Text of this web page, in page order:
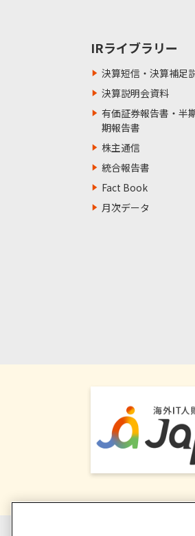
IRライブラリー
決算短信・決算補足
決算説明会資料
有価証券報告書・半
期報告書
株主通信
統合報告書
Fact Book
月次データ